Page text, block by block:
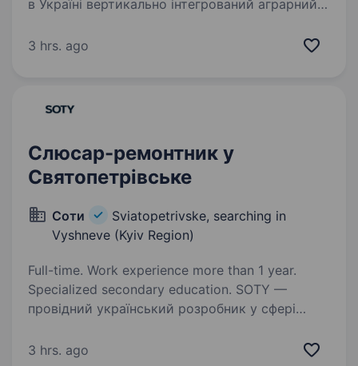
в Україні вертикально інтегрований аграрний
що входить до групи компаній Ukrlandfarming
3 hrs. ago
Слюсар-ремонтник у
Святопетрівське
Соти
Sviatopetrivske, searching in
Vyshneve (Kyiv Region)
Full-time. Work experience more than 1 year.
Specialized secondary education. SOTY —
провідний український розробник у сфері
обладнання повного інженерного циклу — від
3 hrs. ago